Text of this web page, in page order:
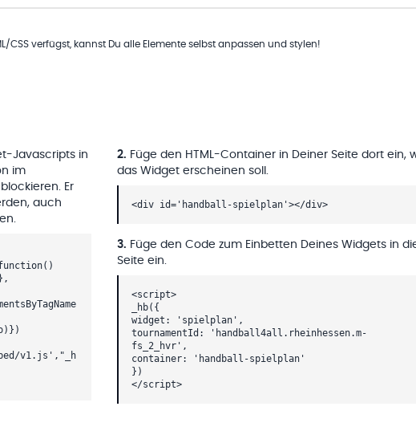
CSS verfügst, kannst Du alle Elemente selbst anpassen und stylen!
Javascripts in
im
Er
auch
v1.js',"_h
2. Füge den HTML-Container in Deiner Seite dort ein,
das Widget erscheinen soll.
<div id='handball-spielplan'></div>
3. Füge den Code zum Einbetten Deines Widgets in
Seite ein.
<script>
_hb({
widget: 'spielplan',
tournamentId: 'handball4all.rheinhessen.m-
fs_2_hvr',
container: 'handball-spielplan'
})
</script>